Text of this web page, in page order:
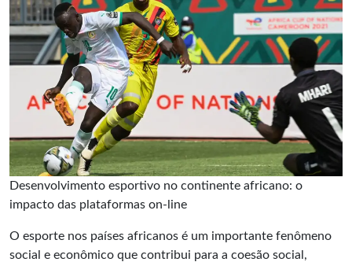
Desenvolvimento esportivo no continente africano: o
impacto das plataformas on-line
O esporte nos países africanos é um importante fenômeno
social e econômico que contribui para a coesão social,